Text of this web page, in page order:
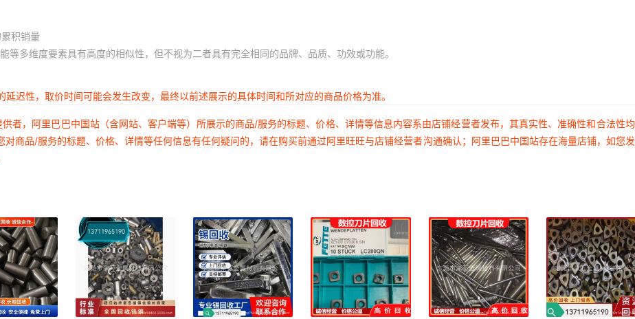
积销量
多维度要素具有高度的相似性，但不视为二者具有完全相同的品牌、品质、功效或功能。
迟性，取价时间可能会发生改变，最终以前述展示的具体时间和所对应的商品价格为准。
者，阿里巴巴中国站（含网站、客户端等）所展示的商品/服务的标题、价格、详情等信息内容系由店铺经营者发布，其真实性、准确性和合法性
商品/服务的标题、价格、详情等任何信息有任何疑问的，请在购买前通过阿里旺旺与店铺经营者沟通确认；阿里巴巴中国站存在海量店铺，如您